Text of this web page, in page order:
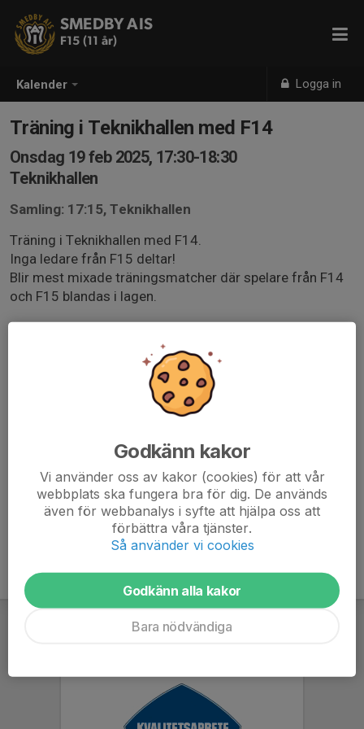
Kalender Logga in
SMEDBY AIS
F15 (11 år)
Träning i Teknikhallen med F14
Onsdag 19 feb 2025, 17:30-18:30
Teknikhallen
Samling: 17:15, Teknikhallen
Träning i Teknikhallen med F14.
Inga ledare från F15 deltar!
Blir mest mixade träningsmatcher där spelare från F14
och F15 blandas i lagen.
Godkänn kakor
Vi använder oss av kakor (cookies) för att vår
webbplats ska fungera bra för dig. De används
även för webbanalys i syfte att hjälpa oss att
förbättra våra tjänster.
Så använder vi cookies
Godkänn alla kakor
Bara nödvändiga